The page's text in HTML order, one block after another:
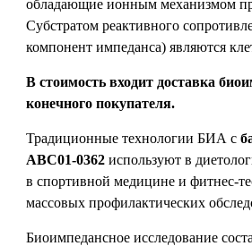
обладающие ионным механизмом
Субстратом реактивного
компонент импеданса) являются
В стоимость входит доставка
конечного покупателя.
Традиционные технологии БИА с
АВС01-0362 используют в
в спортивной медицине и фитнес-
массовых профилактических
Биоимпедансное исследование